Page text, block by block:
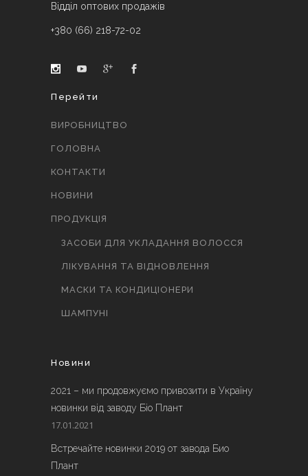
Відділ оптових продажів
+380 (66) 218-72-02
Перейти
ВИРОБНИЦТВО
ГОЛОВНА
КОНТАКТИ
НОВИНИ
ПРОДУКЦІЯ
ЗАСОБИ ДЛЯ УКЛАДАННЯ ВОЛОССЯ
ЛІКУВАННЯ ТА ВІДНОВЛЕННЯ
МАСКИ ТА КОНДИЦІОНЕРИ
ШАМПУНІ
Новини
2021 – ми продовжуємо привозити в Україну
новинки від заводу Біо Плант
17.01.2021
Встречайте новинки 2019 от завода Био
Плант